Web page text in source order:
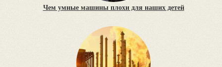
Чем умные машины плохи для наших детей